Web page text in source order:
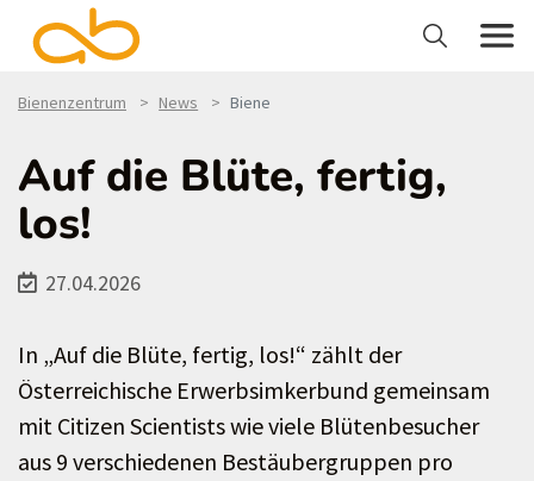
Bienenzentrum News Biene
Auf die Blüte, fertig,
los!
27.04.2026
In „Auf die Blüte, fertig, los!“ zählt der
Österreichische Erwerbsimkerbund gemeinsam
mit Citizen Scientists wie viele Blütenbesucher
aus 9 verschiedenen Bestäubergruppen pro